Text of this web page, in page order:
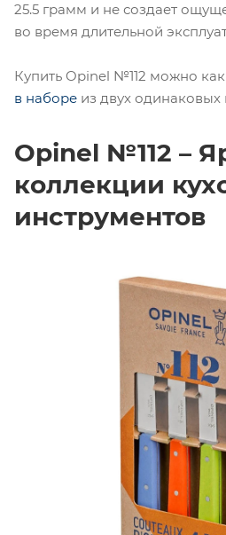
25.5 грамм и не создает
во время длительной
Купить Opinel №112 можно как
в наборе из двух
Opinel №112 –
коллекции
инструментов